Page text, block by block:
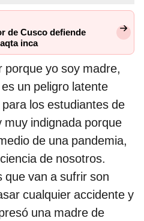
de Cusco defiende
inca
porque yo soy madre,
un peligro latente
los estudiantes de
indignada porque
de una pandemia,
de nosotros.
que van a sufrir son
cualquier accidente y
una madre de